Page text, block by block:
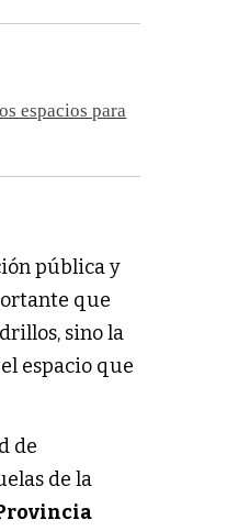
espacios para
pública y
que
sino la
espacio que
de
de la